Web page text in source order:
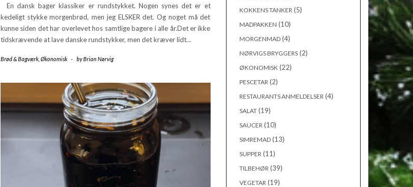
En dansk bager klassiker er rundstykket. Nogen synes det er et
kedeligt stykke morgenbrød, men jeg ELSKER det. Og noget må det
kunne siden det har overlevet hos samtlige bagere i alle år.Det er ikke
tidskrævende at lave danske rundstykker, men det kræver lidt…
Brød & Bagværk, Økonomisk - byBrian Nørvig
KOKKENS TANKER (5)
MADPAKKEN (10)
MORGENMAD(4)
NØRVIGS BRYGGERS(2)
ØKONOMISK (22)
PESCETAR (2)
RESTAURANTS ANMELDELSER (4)
SALAT(19)
SAUCER (10)
SIMREMAD(13)
SUPPER (11)
TILBEHØR (39)
VEGETAR (19)